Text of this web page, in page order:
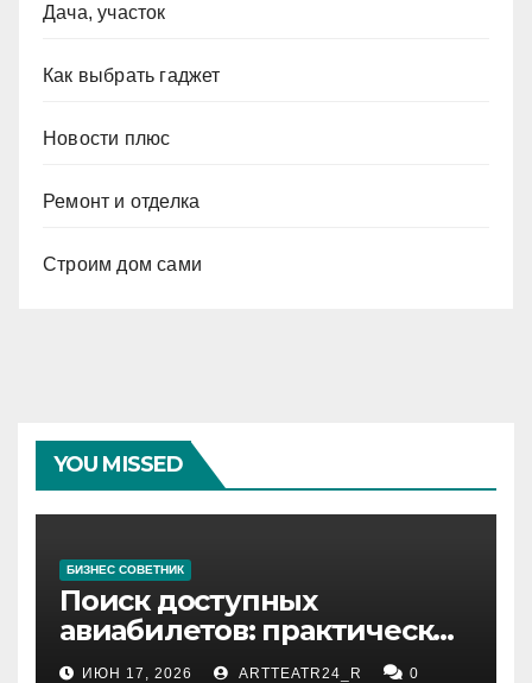
Дача, участок
Как выбрать гаджет
Новости плюс
Ремонт и отделка
Строим дом сами
YOU MISSED
БИЗНЕС СОВЕТНИК
Поиск доступных
авиабилетов: практические
рекомендации
ИЮН 17, 2026 ARTTEATR24_R 0